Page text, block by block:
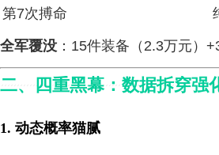
第7次搏命
全军覆没 ：15件装备（2.3万元）
二、四重黑幕：数据拆穿强
1. 动态概率猫腻